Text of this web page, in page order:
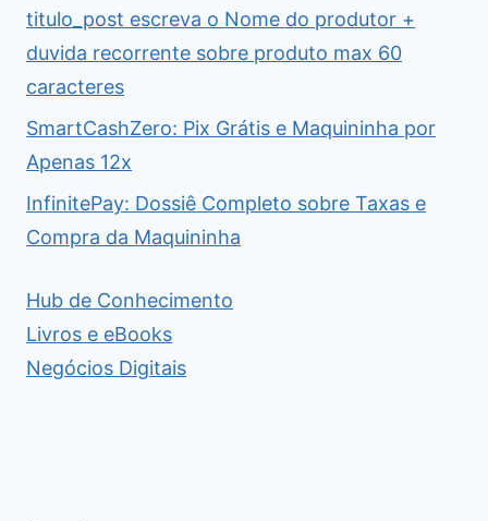
titulo_post escreva o Nome do produtor +
duvida recorrente sobre produto max 60
caracteres
SmartCashZero: Pix Grátis e Maquininha por
Apenas 12x
InfinitePay: Dossiê Completo sobre Taxas e
Compra da Maquininha
Hub de Conhecimento
Livros e eBooks
Negócios Digitais